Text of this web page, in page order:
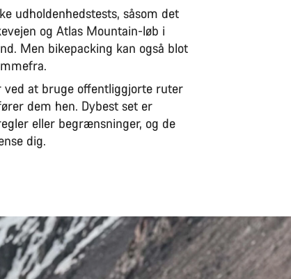
udholdenhedstests, såsom det
og Atlas Mountain-løb i
Men bikepacking kan også blot
ved at bruge offentliggjorte ruter
dem hen. Dybest set er
eller begrænsninger, og de
dig.